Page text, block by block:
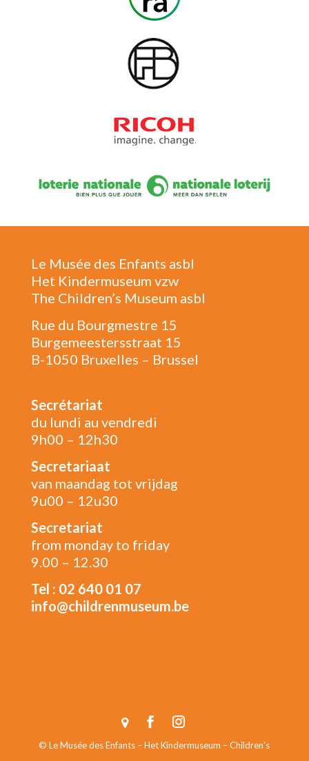
Le Musée des Enfants asbl
Het Kindermuseum vzw
The Children’s Museum asbl
Rue du Bourgmestre 15
Burgemeestersstraat 15
B-1050 Bruxelles – Brussel
Secrétariat
du lundi au vendredi
9h00 – 12h30
Secretariaat
van maandag tot vrijdag
9u00 – 12u30
Secretariat
from monday to friday
9.00 – 12.30
Tel : 02 640 01 07
info@childrenmuseum.be
© Le Musée des Enfants – Het Kindermuseum – Children’s